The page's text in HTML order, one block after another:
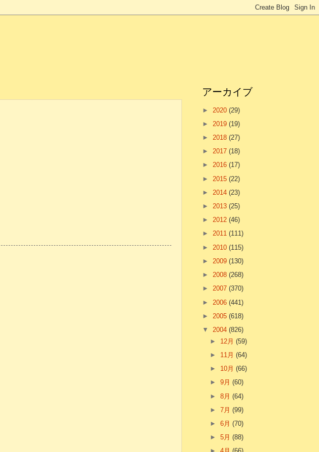
アーカイブ
► 2020 (29)
► 2019 (19)
► 2018 (27)
► 2017 (18)
► 2016 (17)
► 2015 (22)
► 2014 (23)
► 2013 (25)
► 2012 (46)
► 2011 (111)
► 2010 (115)
► 2009 (130)
► 2008 (268)
► 2007 (370)
► 2006 (441)
► 2005 (618)
▼ 2004 (826)
► 12月(59)
► 11月(64)
► 10月(66)
►9月(60)
►8月(64)
►7月(99)
►6月(70)
►5月(88)